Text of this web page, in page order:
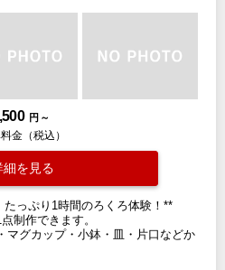
円 ～
金（税込）
細を見る
っぷり1時間のろくろ体験！**
制作できます。
マグカップ・小鉢・皿・片口などか